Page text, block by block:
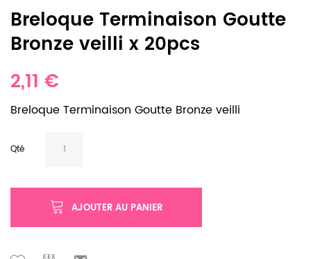
Breloque Terminaison Goutte
Bronze veilli x 20pcs
2,11 €
Breloque Terminaison Goutte Bronze veilli
Qté
AJOUTER AU PANIER